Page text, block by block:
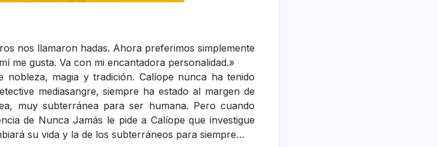
nos llamaron hadas. Ahora preferimos simplemente
me gusta. Va con mi encantadora personalidad.»
nobleza, magia y tradición. Calíope nunca ha tenido
mediasangre, siempre ha estado al margen de
muy subterránea para ser humana. Pero cuando
de Nunca Jamás le pide a Calíope que investigue
su vida y la de los subterráneos para siempre…